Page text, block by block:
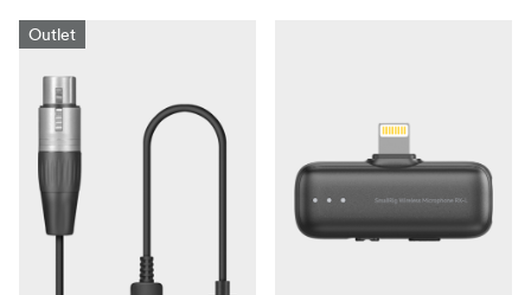
Outlet